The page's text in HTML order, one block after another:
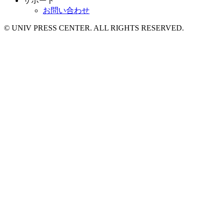
お問い合わせ
© UNIV PRESS CENTER. ALL RIGHTS RESERVED.